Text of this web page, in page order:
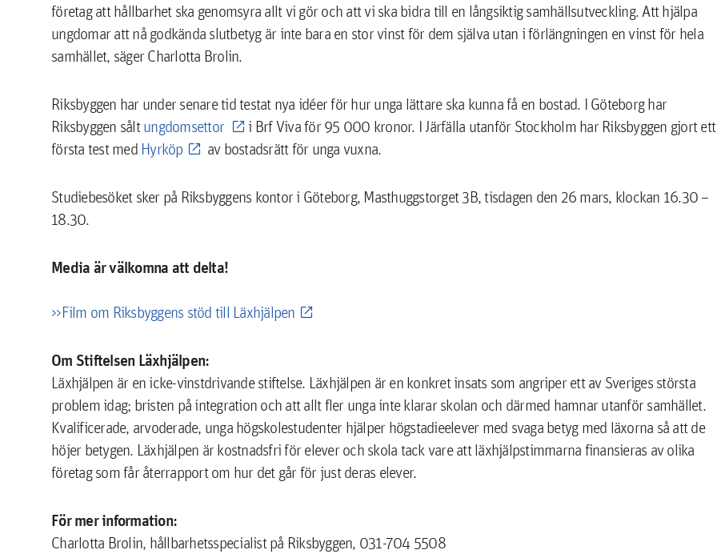
företag att hållbarhet ska genomsyra allt vi gör och att vi ska bidra till en långsiktig samhällsutveckling. Att hjälpa
ungdomar att nå godkända slutbetyg är inte bara en stor vinst för dem själva utan i förlängningen en vinst för hela
samhället, säger Charlotta Brolin.
Riksbyggen har under senare tid testat nya idéer för hur unga lättare ska kunna få en bostad. I Göteborg har
Riksbyggen såltungdomsettor
i Brf Viva för 95 000 kronor. I Järfälla utanför Stockholm har Riksbyggen gjort ett
första test med Hyrköp av bostadsrätt för unga vuxna.
Studiebesöket sker på Riksbyggens kontor i Göteborg, Masthuggstorget 3B, tisdagen den 26 mars, klockan 16.30 –
18.30.
Media är välkomna att delta!
>>Film om Riksbyggens stöd till Läxhjälpen
Om Stiftelsen Läxhjälpen:
Läxhjälpen är en icke-vinstdrivande stiftelse. Läxhjälpen är en konkret insats som angriper ett av Sveriges största
problem idag; bristen på integration och att allt fler unga inte klarar skolan och därmed hamnar utanför samhället.
Kvalificerade, arvoderade, unga högskolestudenter hjälper högstadieelever med svaga betyg med läxorna så att de
höjer betygen. Läxhjälpen är kostnadsfri för elever och skola tack vare att läxhjälpstimmarna finansieras av olika
företag som får återrapport om hur det går för just deras elever.
För mer information:
Charlotta Brolin, hållbarhetsspecialist på Riksbyggen, 031-704 5508